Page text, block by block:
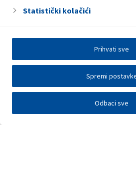
Statistički kolačići
Odbaci sve
Spremi
Prihvati sve